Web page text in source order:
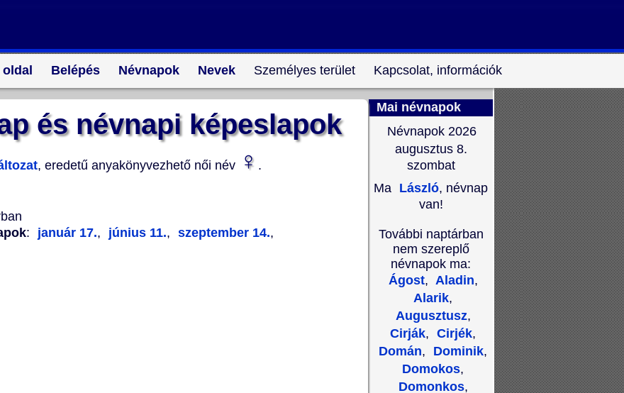
Belépés Névnapok Nevek Személyes terület Kapcsolat, információk
és névnapi képeslapok
, eredetű anyakönyvezhető női név ♀ .
: január 17., június 11., szeptember 14.,
Mai névnapok
Névnapok 2026
augusztus 8.
szombat
Ma László, névnap
van!
További naptárban
nem szereplő
névnapok ma:
Ágost, Aladin,
Alarik,
Augusztusz,
Cirják, Cirjék,
Domán, Dominik,
Domokos,
Domonkos,